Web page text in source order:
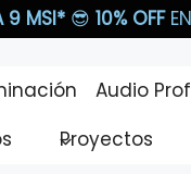
9 MSI* 😎 10% OFF
Audio
Proyectos